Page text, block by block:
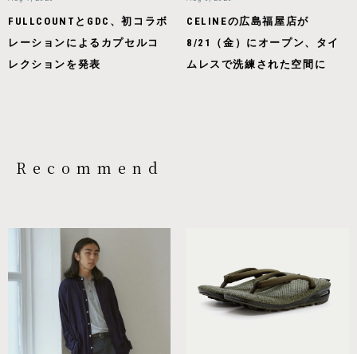
FULLCOUNTとGDC、初コラボ
レーションによるカプセルコ
レクションを発表
CELINEの広島福屋店が
8/21（金）にオープン、タイ
ムレスで洗練された空間に
Recommend